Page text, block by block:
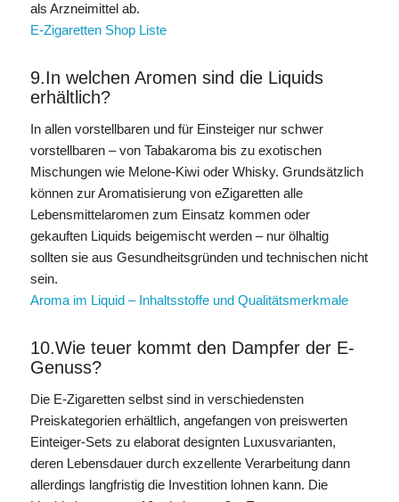
als Arzneimittel ab.
E-Zigaretten Shop Liste
9.In welchen Aromen sind die Liquids
erhältlich?
In allen vorstellbaren und für Einsteiger nur schwer
vorstellbaren – von Tabakaroma bis zu exotischen
Mischungen wie Melone-Kiwi oder Whisky. Grundsätzlich
können zur Aromatisierung von eZigaretten alle
Lebensmittelaromen zum Einsatz kommen oder
gekauften Liquids beigemischt werden – nur ölhaltig
sollten sie aus Gesundheitsgründen und technischen nicht
sein.
Aroma im Liquid – Inhaltsstoffe und Qualitätsmerkmale
10.Wie teuer kommt den Dampfer der E-
Genuss?
Die E-Zigaretten selbst sind in verschiedensten
Preiskategorien erhältlich, angefangen von preiswerten
Einteiger-Sets zu elaborat designten Luxusvarianten,
deren Lebensdauer durch exzellente Verarbeitung dann
allerdings langfristig die Investition lohnen kann. Die